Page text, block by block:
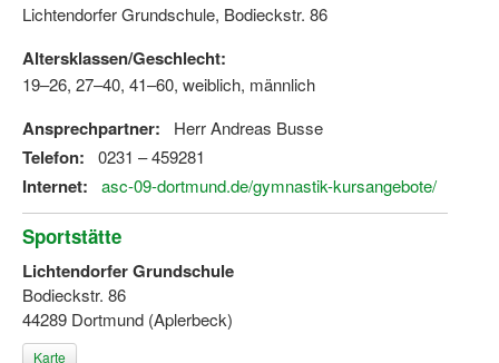
Lichtendorfer Grundschule, Bodieckstr. 86
Altersklassen/Geschlecht:
19–26, 27–40, 41–60, weiblich, männlich
Ansprechpartner: Herr Andreas Busse
Telefon: 0231 – 459281
Internet: asc-09-dortmund.de/gymnastik-kursangebote/
Sportstätte
Lichtendorfer Grundschule
Bodieckstr. 86
44289 Dortmund (Aplerbeck)
Karte